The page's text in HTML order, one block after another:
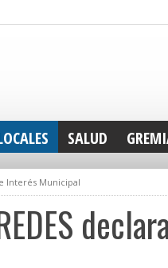
SALUD
Interés Municipal